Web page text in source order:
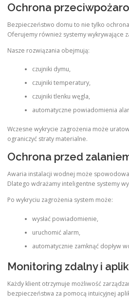
Ochrona
Bezpieczeństwo domu to nie tylko
Oferujemy również systemy wykrywające
Nasze rozwiązania obejmują:
czujniki dymu,
czujniki temperatury,
czujniki tlenku węgla,
automatyczne powiadomienia
Wczesne wykrycie zagrożenia może
ograniczyć straty materialne.
Ochrona przed
Awaria instalacji wodnej może
Dlatego wdrażamy inteligentne systemy
Po wykryciu zagrożenia system może:
wysłać powiadomienie,
uruchomić alarm,
automatycznie zamknąć dopływ
Monitoring zdalny i
Każdy klient otrzymuje możliwość
bezpieczeństwa za pomocą intuicyjnej